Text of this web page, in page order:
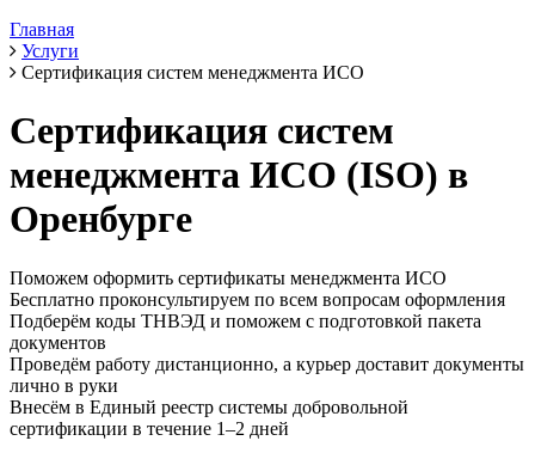
Главная
Услуги
Сертификация систем менеджмента ИСО
Сертификация систем
менеджмента ИСО (ISO) в
Оренбурге
Поможем оформить сертификаты менеджмента ИСО
Бесплатно проконсультируем по всем вопросам оформления
Подберём коды ТНВЭД и поможем с подготовкой пакета
документов
Проведём работу дистанционно, а курьер доставит документы
лично в руки
Внесём в Единый реестр системы добровольной
сертификации в течение 1–2 дней